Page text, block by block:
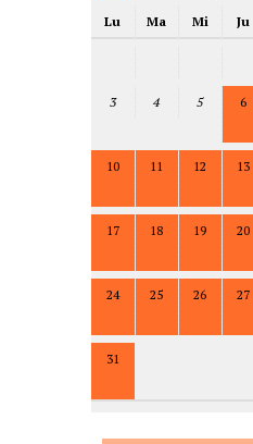
Lu Ma Mi Ju
3 4 5 6
10 11 12 13
17 18 19 20
24 25 26 27
31